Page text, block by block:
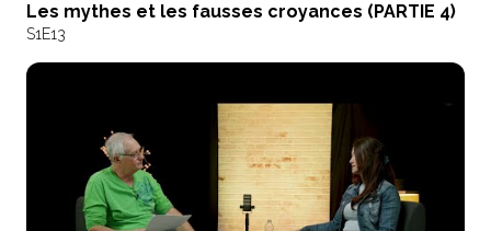
Les mythes et les fausses croyances (PARTIE 4)
S1E13